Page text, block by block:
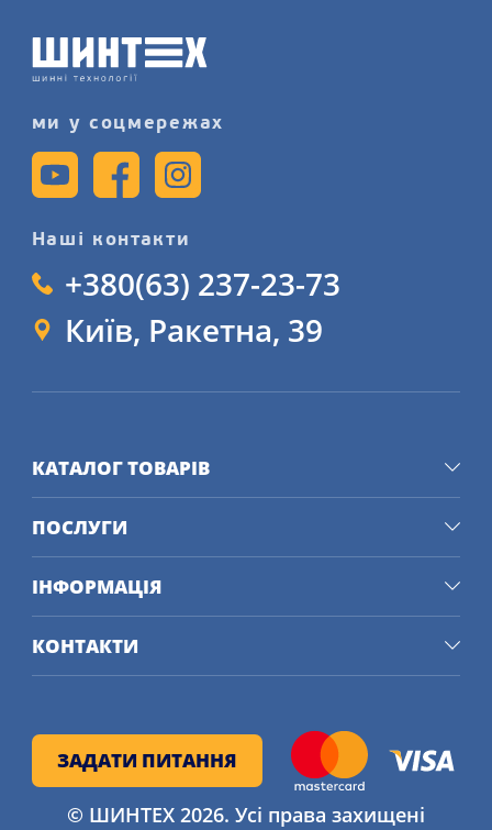
ми у соцмережах
Наші контакти
+380(63) 237-23-73
Київ, Ракетна, 39
ЗАДАТИ ПИТАННЯ
© ШИНТЕХ 2026. Усі права захищені
КАТАЛОГ ТОВАРІВ
ПОСЛУГИ
ІНФОРМАЦІЯ
КОНТАКТИ